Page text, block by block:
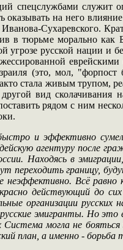
спецслужбами служит
оказывать на него
Сухаревского.
в тюрьме морально
угрозе русской нации
(это, мол, "форпост
стала живым трупом,
вид сколачивания
рядом с ним
и эффективно
агентуру после
Находясь в
переходить границу,
неэффективно. Всё
действующий до
организации
эмигранты. Но
могла не
план, а именно - борьба